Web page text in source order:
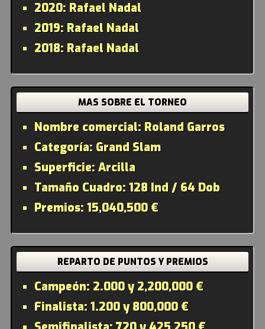
2020:Rafael Nadal
2019:Rafael Nadal
2018:Rafael Nadal
MAS SOBRE EL TORNEO
Nombre comercial:Roland Garros
Categoría:Grand Slam
Superficie:Arcilla
Tamaño Cuadro:128 Ind / 64 Dob
Premios:15,040,500 €
REPARTO DE PUNTOS Y PREMIOS
Campeón:2.000 y 2,200,000 €
Finalista:1.200 y 800,000 €